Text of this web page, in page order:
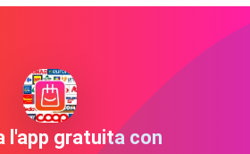
l'app gratuita con